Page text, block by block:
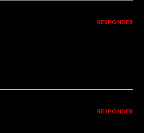
RESPONDER
RESPONDER